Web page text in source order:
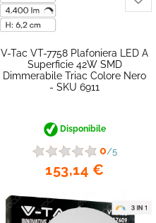
V-Tac VT-7758 Plafoniera LED A
Superficie 42W SMD
Dimmerabile Triac Colore Nero
- SKU 6911
Disponibile
0/5
153,14 €